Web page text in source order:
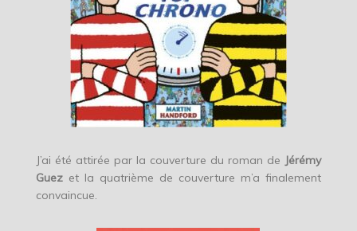
J’ai été attirée par la couverture du roman de Jérémy
Guezet la quatrième de couverture m’a finalement
convaincue.